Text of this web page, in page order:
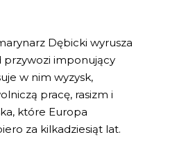
Dębicki wyrusza
przywozi imponujący
w nim wyzysk,
pracę, rasizm i
które Europa
za kilkadziesiąt lat.